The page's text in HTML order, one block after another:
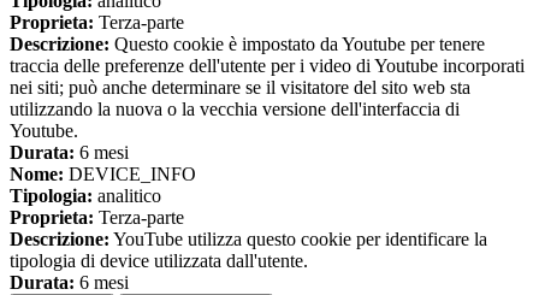
Proprieta: Terza-parte
Descrizione: Questo cookie è impostato da Youtube per tenere
traccia delle preferenze dell'utente per i video di Youtube incorporati
nei siti; può anche determinare se il visitatore del sito web sta
utilizzando la nuova o la vecchia versione dell'interfaccia di
Youtube.
Durata: 6 mesi
Nome: DEVICE_INFO
Tipologia: analitico
Proprieta: Terza-parte
Descrizione: YouTube utilizza questo cookie per identificare la
tipologia di device utilizzata dall'utente.
Durata: 6 mesi